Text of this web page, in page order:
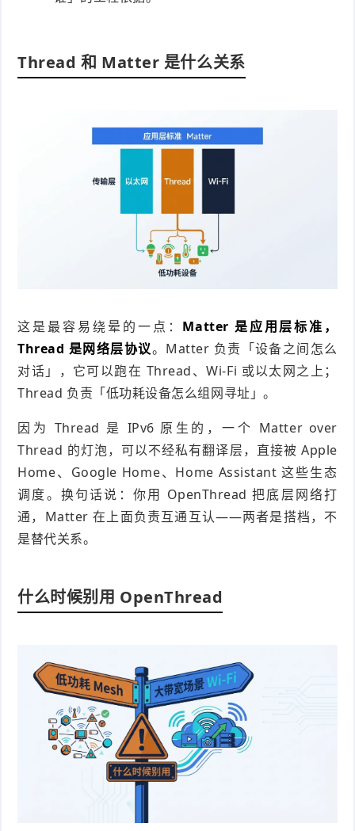
Thread 和 Matter 是什么关系
这是最容易绕晕的一点： Matter 是应用层标准，
Thread 是网络层协议。Matter 负责「设备之间怎么
对话」，它可以跑在 Thread、Wi-Fi 或以太网之上；
Thread 负责「低功耗设备怎么组网寻址」。
因为 Thread 是 IPv6 原生的，一个 Matter over
Thread 的灯泡，可以不经私有翻译层，直接被 Apple
Home、Google Home、Home Assistant 这些生态
调度。换句话说：你用 OpenThread 把底层网络打
通，Matter 在上面负责互通互认——两者是搭档，不
是替代关系。
什么时候别用 OpenThread